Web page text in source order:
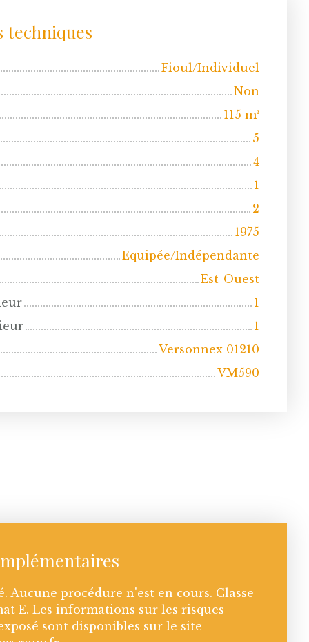
techniques
Fioul/Individuel
Non
115 m²
5
4
1
2
1975
Equipée/Indépendante
Est-Ouest
1
1
Versonnex 01210
VM590
Aucune procédure n'est en cours. Classe
E. Les informations sur les risques
sont disponibles sur le site